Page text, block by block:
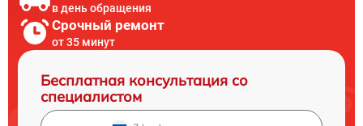
в день обращения
Срочный ремонт
от 35 минут
Бесплатная консультация со
специалистом